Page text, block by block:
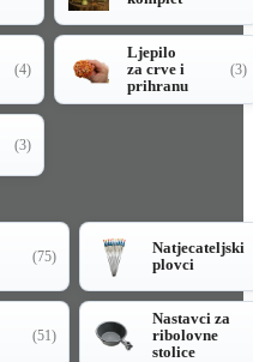
(4)
Ljepilo
za crve i
prihranu
(3)
(3)
(75)
Natjecateljski
plovci
(51)
Nastavci za
ribolovne
stolice